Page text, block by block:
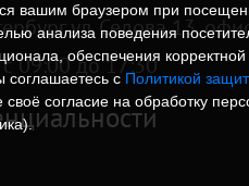
ул. Седова 13,
09:00 до 17:30
вашим браузером при
анализа поведения
обеспечения
соглашаетесь с Политикой
своё согласие на обработку